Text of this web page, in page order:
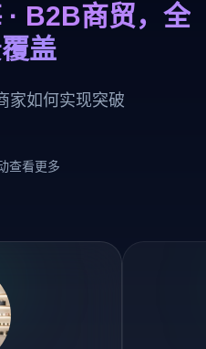
· B2B商贸，全
盖
家如何实现突破
查看更多